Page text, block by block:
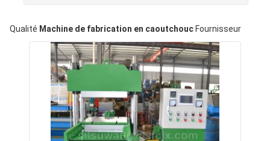
Qualité Machine de fabrication en caoutchouc Fournisseur